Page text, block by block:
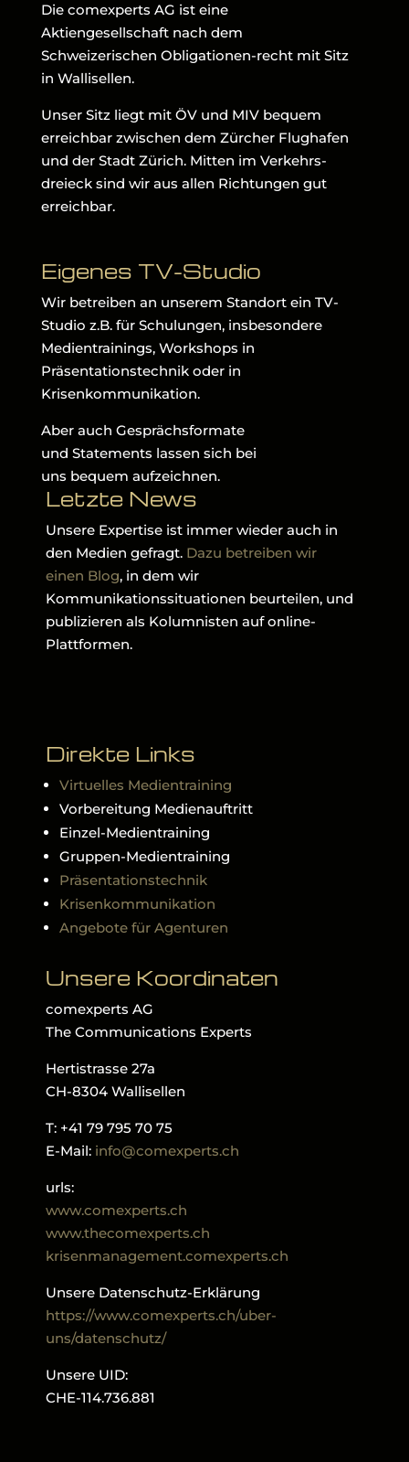
Die comexperts AG ist eine
Aktiengesellschaft nach dem
Schweizerischen Obligationen-recht mit Sitz
in Wallisellen.
Unser Sitz liegt mit ÖV und MIV bequem
erreichbar zwischen dem Zürcher Flughafen
und der Stadt Zürich. Mitten im Verkehrs-
dreieck sind wir aus allen Richtungen gut
erreichbar.
Eigenes TV-Studio
Wir betreiben an unserem Standort ein TV-
Studio z.B. für Schulungen, insbesondere
Medientrainings, Workshops in
Präsentationstechnik oder in
Krisenkommunikation.
Aber auch Gesprächsformate
und Statements lassen sich bei
uns bequem aufzeichnen.
Letzte News
Unsere Expertise ist immer wieder auch in
den Medien gefragt. Dazu betreiben wir
einen Blog, in dem wir
Kommunikationssituationen beurteilen, und
publizieren als Kolumnisten auf online-
Plattformen.
Direkte Links
Virtuelles Medientraining
Vorbereitung Medienauftritt
Einzel-Medientraining
Gruppen-Medientraining
Präsentationstechnik
Krisenkommunikation
Angebote für Agenturen
Unsere Koordinaten
comexperts AG
The Communications Experts
Hertistrasse 27a
CH-8304 Wallisellen
T: +41 79 795 70 75
E-Mail: info@comexperts.ch
urls:
www.comexperts.ch
www.thecomexperts.ch
krisenmanagement.comexperts.ch
Unsere Datenschutz-Erklärung
https://www.comexperts.ch/uber-
uns/datenschutz/
Unsere UID:
CHE-114.736.881